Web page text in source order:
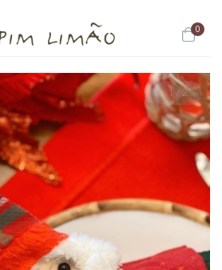
0
1 /2